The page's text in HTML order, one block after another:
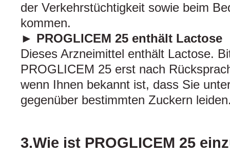
der Verkehrstüchtigkeit sowie beim
kommen.
► PROGLICEM 25 enthält Lactose
Dieses Arzneimittel enthält Lactose.
PROGLICEM 25 erst nach
wenn Ihnen bekannt ist, dass Sie
gegenüber bestimmten Zuckern
3.Wie ist PROGLICEM 25